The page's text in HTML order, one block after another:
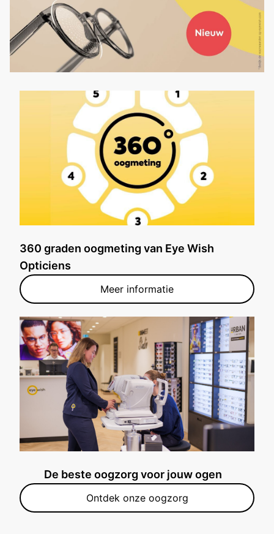
360 graden oogmeting van Eye Wish
Opticiens
Meer informatie
De beste oogzorg voor jouw ogen
Ontdek onze oogzorg